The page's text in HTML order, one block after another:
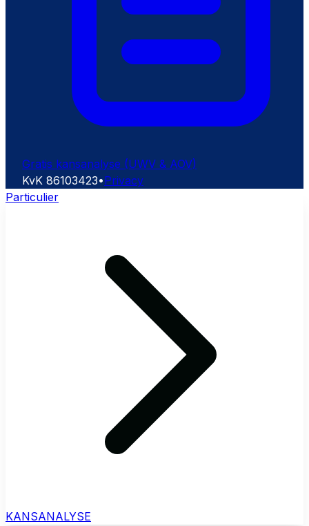
Gratis kansanalyse (UWV & AOV)
KvK 86103423•Privacy
Particulier
KANSANALYSE